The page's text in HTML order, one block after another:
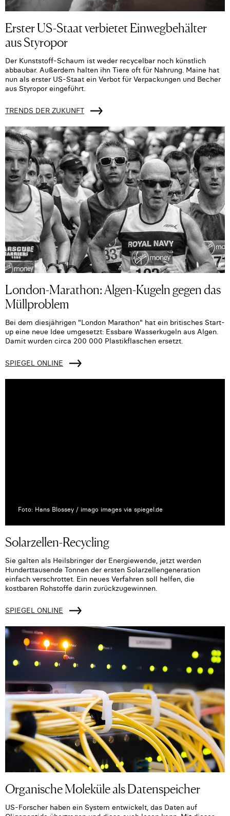
Erster US-Staat verbietet Einwegbehälter
aus Styropor
Der Kunststoff-Schaum ist weder recycelbar noch künstlich
abbaubar. Außerdem halten ihn Tiere oft für Nahrung. Maine hat
nun als erster US-Staat ein Verbot für Verpackungen und Becher
aus Styropor eingeführt.
TRENDS DER ZUKUNFT
London-Marathon: Algen-Kugeln gegen das
Müllproblem
Bei dem diesjährigen "London Marathon" hat ein britisches Start-
up eine neue Idee umgesetzt: Essbare Wasserkugeln aus Algen.
Damit wurden circa 200 000 Plastikflaschen ersetzt.
SPIEGEL ONLINE
Foto: Hans Blossey / imago images via spiegel.de
Solarzellen-Recycling
Sie galten als Heilsbringer der Energiewende, jetzt werden
Hunderttausende Tonnen der ersten Solarzellengeneration
einfach verschrottet. Ein neues Verfahren soll helfen, die
kostbaren Rohstoffe darin zurückzugewinnen.
SPIEGEL ONLINE
Organische Moleküle als Datenspeicher
US-Forscher haben ein System entwickelt, das Daten auf